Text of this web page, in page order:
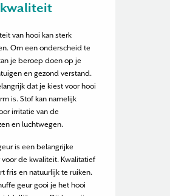
van hooi kan sterk
Om een onderscheid te
je beroep doen op je
en gezond verstand.
dat je kiest voor hooi
is. Stof kan namelijk
irritatie van de
en luchtwegen.
is een belangrijke
de kwaliteit. Kwalitatief
fris en natuurlijk te ruiken.
geur gooi je het hooi